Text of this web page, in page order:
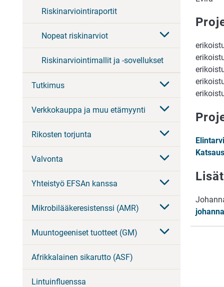
Riskinarviointiraportit
Nopeat riskinarviot
Riskinarviointimallit ja -sovellukset
Tutkimus
Verkkokauppa ja muu etämyynti
Rikosten torjunta
Valvonta
Yhteistyö EFSAn kanssa
Mikrobilääkeresistenssi (AMR)
Muuntogeeniset tuotteet (GM)
Afrikkalainen sikarutto (ASF)
Lintuinfluenssa